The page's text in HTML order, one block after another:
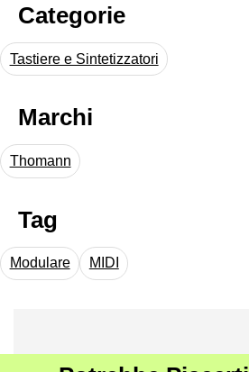
Categorie
Tastiere e Sintetizzatori
Marchi
Thomann
Tag
Modulare MIDI